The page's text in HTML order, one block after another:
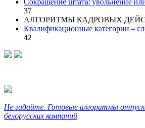
37
АЛГОРИТМЫ КАДРОВЫХ
Квалификационные категории –
42
Не гадайте. Готовые алгоритмы
белорусских компаний